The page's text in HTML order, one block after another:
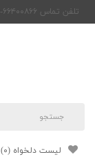
تلفن تماس ۶۶۴۰۰۸۶۶-۰۲۱
لیست دلخواه (۰)